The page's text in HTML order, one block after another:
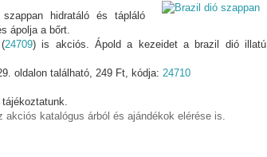
hidratáló és tápláló
ápolja a bőrt.
24709) is akciós. Ápold a kezeidet a brazil dió illatú
oldalon található, 249 Ft, kódja: 24710
akciós katalógus árból és ajándékok elérése is.